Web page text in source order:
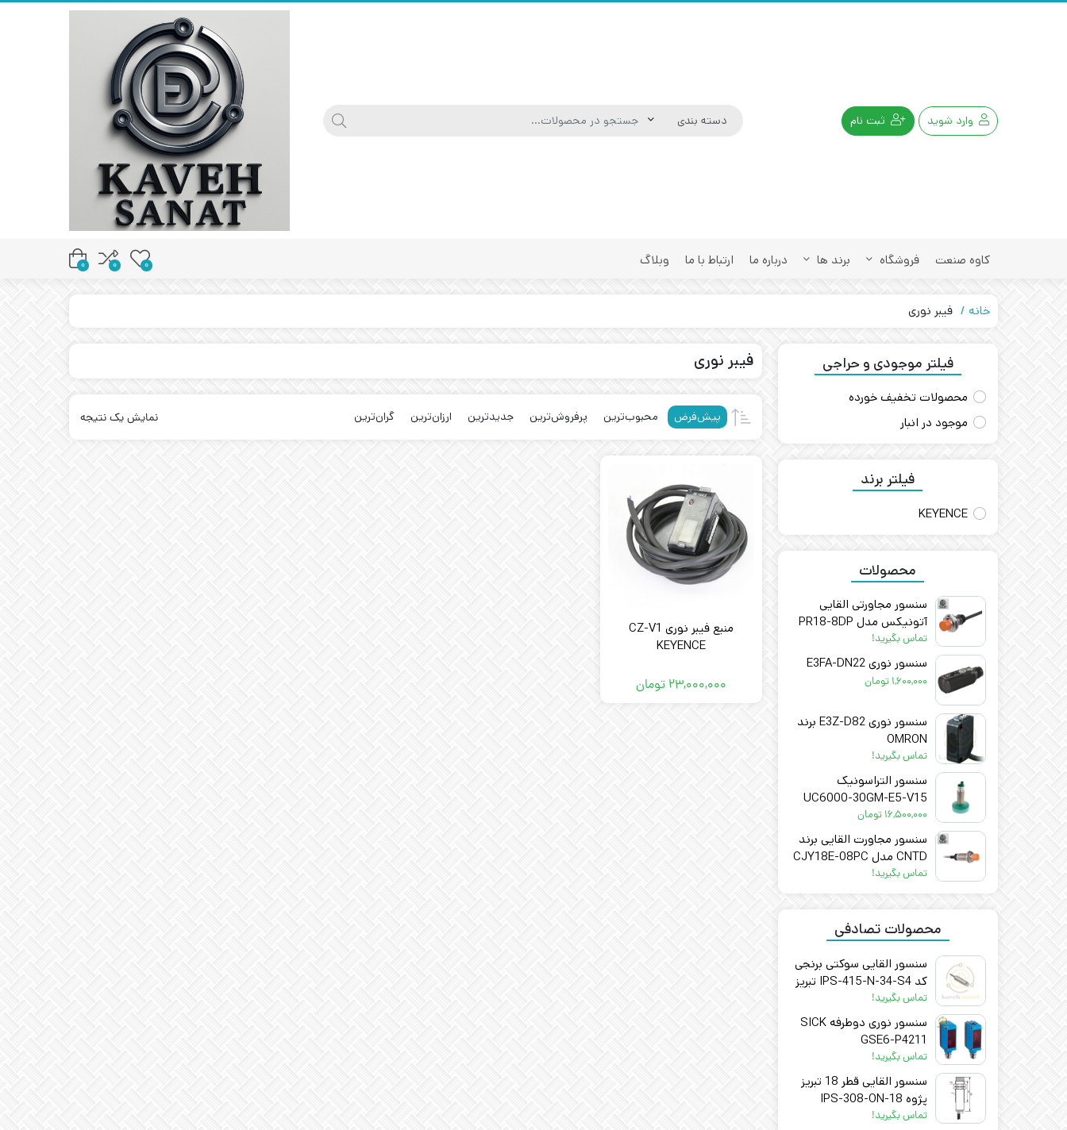
وارد شوید ثبت نام
کاوه صنعت فروشگاه برند ها درباره ما ارتباط با ما وبلاگ 0
0
0
خانه فیبر نوری
فیبر نوری
پیش‌فرض محبوب‌ترین پرفروش‌ترین جدیدترین ارزان‌ترین گران‌ترین نمایش یک نتیجه
منبع فیبر نوری CZ-V1
KEYENCE
۲۳,۰۰۰,۰۰۰ تومان
فیلتر موجودی و حراجی
محصولات تخفیف خورده
موجود در انبار
فیلتر برند
KEYENCE
محصولات
سنسور مجاورتی القایی
آتونیکس مدل PR18-8DP
AUTONICS – اصل
تماس بگیرید!
سنسور نوری E3FA-DN22
۱,۶۰۰,۰۰۰ تومان
سنسور نوری E3Z-D82 برند
OMRON
تماس بگیرید!
سنسور التراسونیک
UC6000-30GM-E5-V15
۱۶,۵۰۰,۰۰۰ تومان
سنسور مجاورت القایی برند
CNTD مدل CJY18E-08PC
تماس بگیرید!
محصولات تصادفی
سنسور القایی سوکتی برنجی
کد IPS-415-N-34-S4 تبریز
پژوه
تماس بگیرید!
سنسور نوری دوطرفه SICK
GSE6-P4211
تماس بگیرید!
سنسور القایی قطر 18 تبریز
پژوه IPS-308-ON-18
تماس بگیرید!